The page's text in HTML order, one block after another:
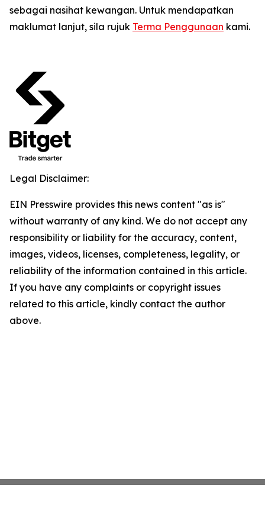
sebagai nasihat kewangan. Untuk mendapatkan
maklumat lanjut, sila rujuk Terma Penggunaan kami.
Legal Disclaimer:
EIN Presswire provides this news content "as is"
without warranty of any kind. We do not accept any
responsibility or liability for the accuracy, content,
images, videos, licenses, completeness, legality, or
reliability of the information contained in this article.
If you have any complaints or copyright issues
related to this article, kindly contact the author
above.